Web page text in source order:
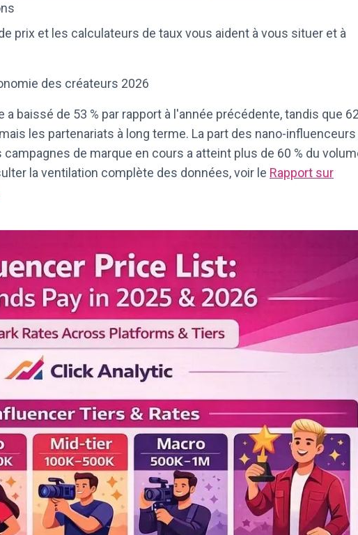
prix et les calculateurs de taux vous aident à vous situer et à
des créateurs 2026
baissé de 53 % par rapport à l'année précédente, tandis que
les partenariats à long terme. La part des nano-
de marque en cours a atteint plus de 60 % du
la ventilation complète des données, voir le Rapport sur